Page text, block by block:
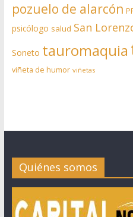
pozuelo de alarcón
psicólogo salud San
Soneto tauromaquia
viñeta de humor viñetas
Quiénes somos